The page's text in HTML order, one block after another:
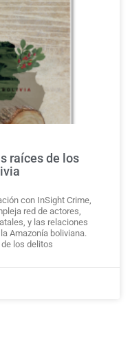
raíces de los
con InSight Crime,
red de actores,
y las relaciones
Amazonía boliviana.
los delitos